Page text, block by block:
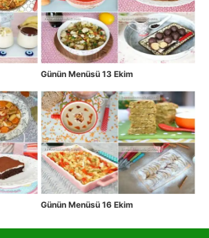
Günün Menüsü 13 Ekim
Günün Menüsü 16 Ekim